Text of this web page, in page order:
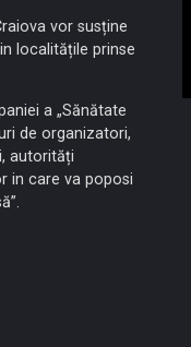
vor susține
localitățile prinse
a „Sănătate
de organizatori,
autorități
in care va poposi